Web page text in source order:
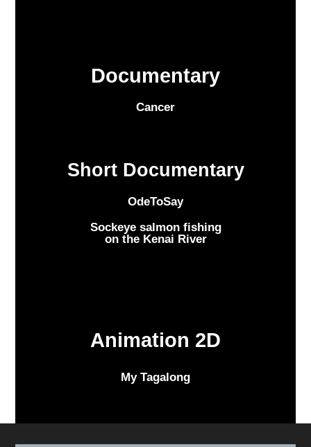
Documentary
Cancer
Short Documentary
OdeToSay
Sockeye salmon fishing
on the Kenai River
Animation 2D
My Tagalong